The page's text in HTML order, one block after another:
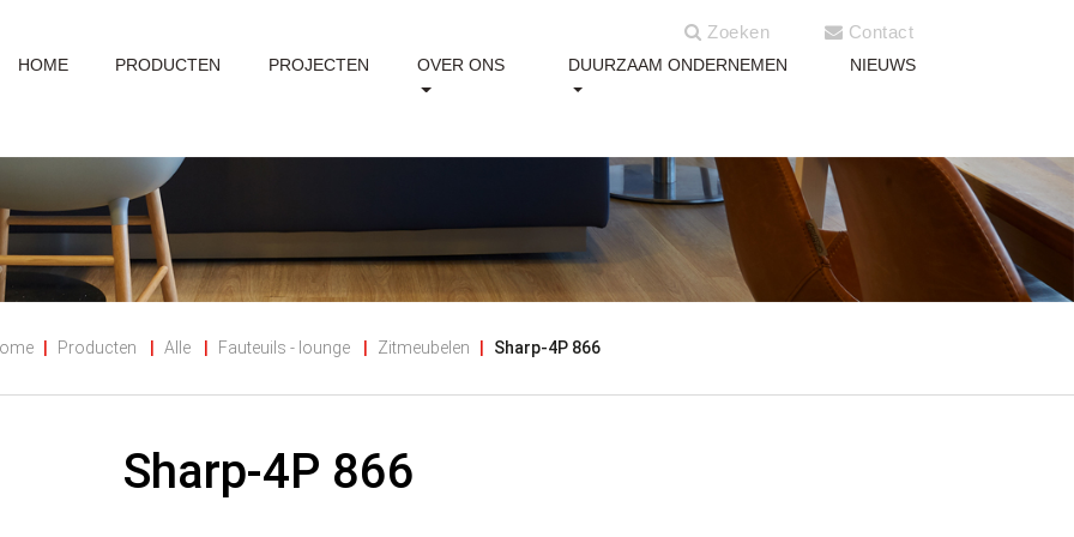
Zoeken Contact
HOME PRODUCTEN PROJECTEN OVER ONS DUURZAAM ONDERNEMEN NIEUWS
Producten Alle Fauteuils - lounge Zitmeubelen Sharp-4P 866
Sharp-4P 866